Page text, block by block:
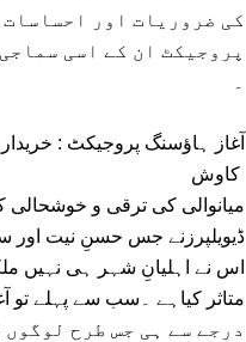
کی ضروریات اور
پروجیکٹ ان کے اسی
آغاز ہاﺅسنگ پروجیکٹ :
میانوالی کی ترقی و خوشحالی
ڈیویلپرزنے جس حسنِ نیت اور
اس نے اہلیانِ شہر ہی نہیں
متاثر کیاہے ۔سب سے پہلے تو
درجے سے ہی جس طرح